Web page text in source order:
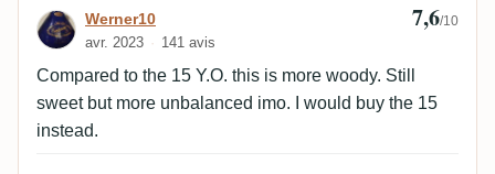
Avis de Werner10
Werner10
avr. 2023 141 avis
7,6/10
Compared to the 15 Y.O. this is more woody. Still
sweet but more unbalanced imo. I would buy the 15
instead.